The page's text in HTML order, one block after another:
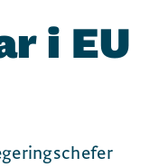
i EU